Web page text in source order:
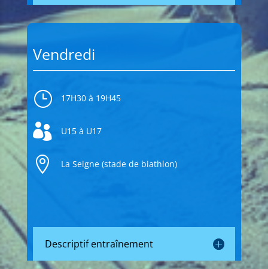
Vendredi
} 17H30 à 19H45
 U15 à U17
 La Seigne (stade de biathlon)
Descriptif entraînement